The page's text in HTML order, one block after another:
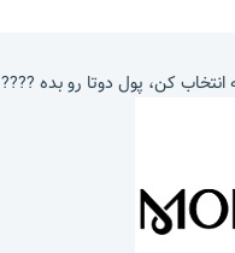
کن، پول دوتا رو بده ????